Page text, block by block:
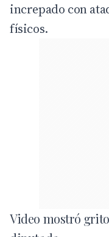
increpado con
físicos.
Video mostró